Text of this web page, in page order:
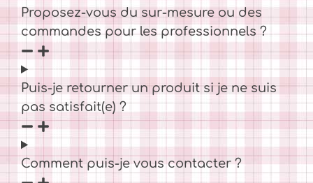
Proposez-vous du sur-mesure ou des
commandes pour les professionnels ?
Puis-je retourner un produit si je ne suis
pas satisfait(e) ?
Comment puis-je vous contacter ?